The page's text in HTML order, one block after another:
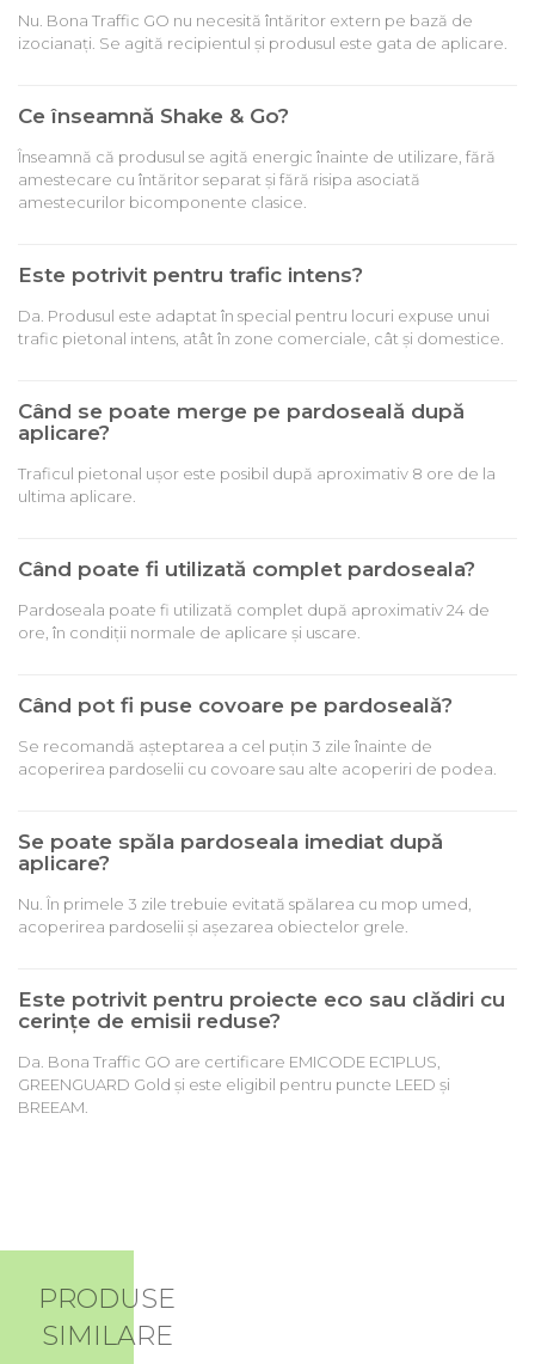
Nu. Bona Traffic GO nu necesită întăritor extern pe bază de
izocianați. Se agită recipientul și produsul este gata de aplicare.
Ce înseamnă Shake & Go?
Înseamnă că produsul se agită energic înainte de utilizare, fără
amestecare cu întăritor separat și fără risipa asociată
amestecurilor bicomponente clasice.
Este potrivit pentru trafic intens?
Da. Produsul este adaptat în special pentru locuri expuse unui
trafic pietonal intens, atât în zone comerciale, cât și domestice.
Când se poate merge pe pardoseală după
aplicare?
Traficul pietonal ușor este posibil după aproximativ 8 ore de la
ultima aplicare.
Când poate fi utilizată complet pardoseala?
Pardoseala poate fi utilizată complet după aproximativ 24 de
ore, în condiții normale de aplicare și uscare.
Când pot fi puse covoare pe pardoseală?
Se recomandă așteptarea a cel puțin 3 zile înainte de
acoperirea pardoselii cu covoare sau alte acoperiri de podea.
Se poate spăla pardoseala imediat după
aplicare?
Nu. În primele 3 zile trebuie evitată spălarea cu mop umed,
acoperirea pardoselii și așezarea obiectelor grele.
Este potrivit pentru proiecte eco sau clădiri cu
cerințe de emisii reduse?
Da. Bona Traffic GO are certificare EMICODE EC1PLUS,
GREENGUARD Gold și este eligibil pentru puncte LEED și
BREEAM.
PRODUSE
SIMILARE